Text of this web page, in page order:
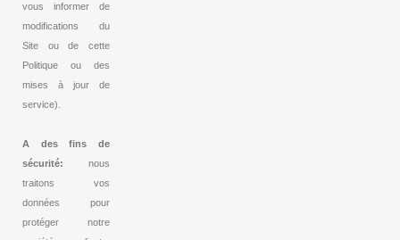
vous informer de
modifications du
Site ou de cette
Politique ou des
mises à jour de
service).
A des fins de
sécurité: nous
traitons vos
données pour
protéger notre